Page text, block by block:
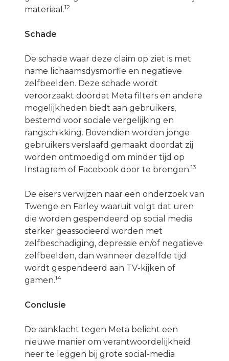
materiaal.12
Schade
De schade waar deze claim op ziet is met
name lichaamsdysmorfie en negatieve
zelfbeelden. Deze schade wordt
veroorzaakt doordat Meta filters en andere
mogelijkheden biedt aan gebruikers,
bestemd voor sociale vergelijking en
rangschikking. Bovendien worden jonge
gebruikers verslaafd gemaakt doordat zij
worden ontmoedigd om minder tijd op
Instagram of Facebook door te brengen.13
De eisers verwijzen naar een onderzoek van
Twenge en Farley waaruit volgt dat uren
die worden gespendeerd op social media
sterker geassocieerd worden met
zelfbeschadiging, depressie en/of negatieve
zelfbeelden, dan wanneer dezelfde tijd
wordt gespendeerd aan TV-kijken of
gamen.14
Conclusie
De aanklacht tegen Meta belicht een
nieuwe manier om verantwoordelijkheid
neer te leggen bij grote social-media